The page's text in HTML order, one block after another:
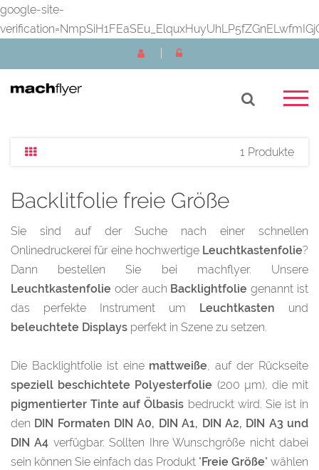
google-site-
1 Produkte
Backlitfolie freie Größe
Sie sind auf der Suche nach einer schnellen
Onlinedruckerei für eine hochwertige Leuchtkastenfolie?
Dann bestellen Sie bei machflyer. Unsere
Leuchtkastenfolie oder auch Backlightfolie genannt ist
das perfekte Instrument um
Leuchtkasten und
beleuchtete Displays perfekt in Szene zu setzen.
Die Backlightfolie ist eine mattweiße, auf der Rückseite
speziell beschichtete Polyesterfolie (200 µm), die mit
pigmentierter Tinte auf Ölbasis bedruckt wird. Sie ist in
den DIN Formaten DIN A0, DIN A1, DIN A2, DIN A3 und
DIN A4 verfügbar. Sollten Ihre Wunschgröße nicht dabei
sein können Sie einfach das Produkt " Freie Größe" wählen